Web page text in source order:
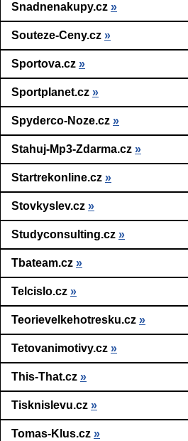
Snadnenakupy.cz »
Souteze-Ceny.cz »
Sportova.cz »
Sportplanet.cz »
Spyderco-Noze.cz »
Stahuj-Mp3-Zdarma.cz »
Startrekonline.cz »
Stovkyslev.cz »
Studyconsulting.cz »
Tbateam.cz »
Telcislo.cz »
Teorievelkehotresku.cz »
Tetovanimotivy.cz »
This-That.cz »
Tisknislevu.cz »
Tomas-Klus.cz »